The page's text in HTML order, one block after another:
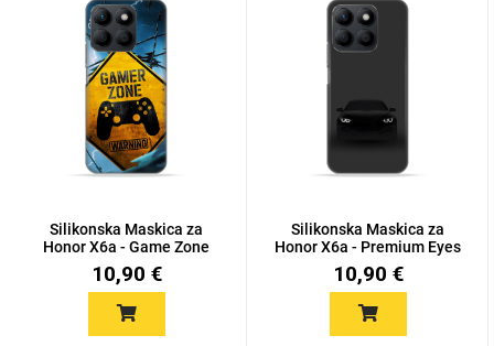
Silikonska Maskica za
Honor X6a - Game Zone
10,90 €
Silikonska Maskica za
Honor X6a - Premium Eyes
10,90 €
MarbleMania
Gaming motivi Crtani filmovi